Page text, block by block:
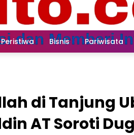
Peristiwa Bisnis Pariwisata
di Tanjung
AT Soroti